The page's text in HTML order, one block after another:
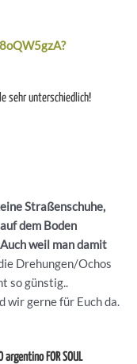
sehr unterschiedlich!
Straßenschuhe,
dem Boden
weil man damit
Drehungen/Ochos
so günstig..
wir gerne für Euch da.
FOR SOUL